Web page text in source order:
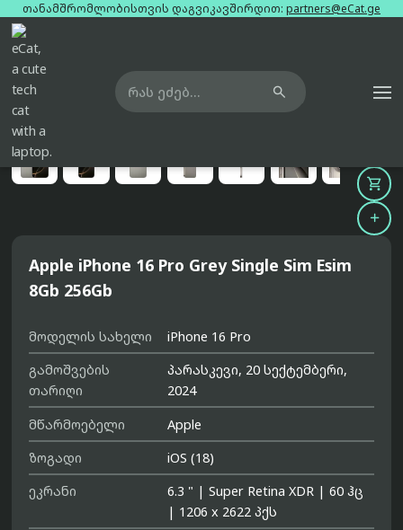
თანამშრომლობისთვის დაგვიკავშირდით: partners@eCat.ge

მთავარი ტელეფონები

Apple iPhone 16 Pro Grey Single Sim Esim
8Gb 256Gb
მოდელის სახელი
iPhone 16 Pro
გამოშვების
თარიღი
პარასკევი, 20 სექტემბერი,
2024
მწარმოებელი
Apple
ზოგადი
iOS (18)
ეკრანი
6.3 " | Super Retina XDR| 60 ჰც
| 1206 x 2622 პქს

